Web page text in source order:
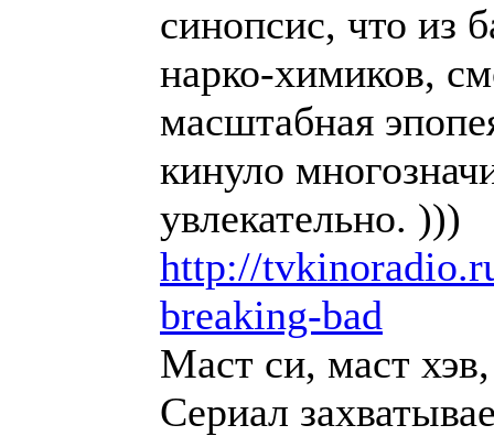
синопсис, что из
нарко-химиков,
масштабная
кинуло
увлекательно. )))
http://
breaking-bad
Маст си, маст
Сериал